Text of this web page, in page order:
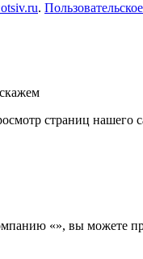
.
страниц нашего
«», вы можете